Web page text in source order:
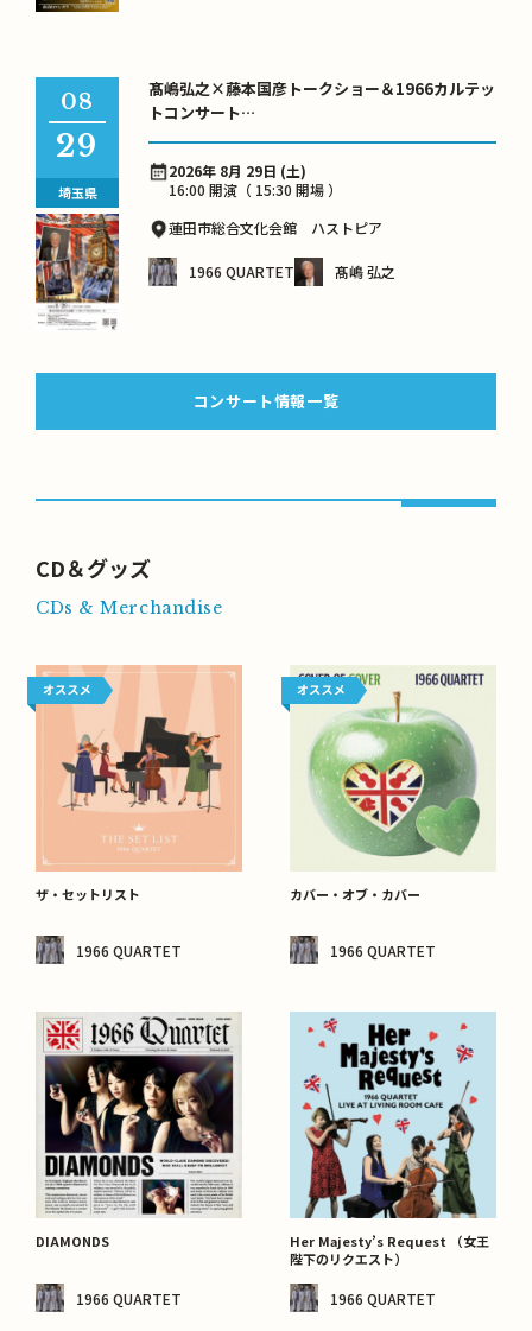
髙嶋弘之×藤本国彦トークショー＆1966カルテッ
トコンサート
ビートルズ・アンソロジー ～語りと音楽で巡る芳
醇な世界～
2026年 8月 29日 (土)
16:00 開演（ 15:30 開場 ）
蓮田市総合文化会館 ハストピア
1966 QUARTET 髙嶋 弘之
08
29
埼玉県
コンサート情報一覧
CD＆グッズ
CDs & Merchandise
ザ・セットリスト
1966 QUARTET
カバー・オブ・カバー
1966 QUARTET
DIAMONDS
1966 QUARTET
Her Majesty’s Request （女王
陛下のリクエスト）
1966 QUARTET